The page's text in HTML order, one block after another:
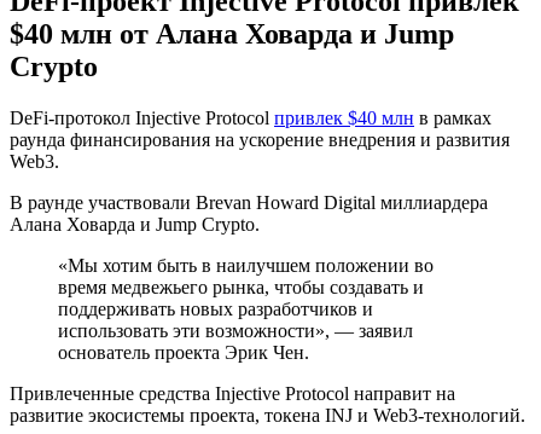
$40 млн от Алана Ховарда и Jump
Crypto
DeFi-протокол Injective Protocol привлек $40 млн в рамках
раунда финансирования на ускорение внедрения и развития
Web3.
В раунде участвовали Brevan Howard Digital миллиардера
Алана Ховарда и Jump Crypto.
«Мы хотим быть в наилучшем положении во
время медвежьего рынка, чтобы создавать и
поддерживать новых разработчиков и
использовать эти возможности», — заявил
основатель проекта Эрик Чен.
Привлеченные средства Injective Protocol направит на
развитие экосистемы проекта, токена INJ и Web3-технологий.